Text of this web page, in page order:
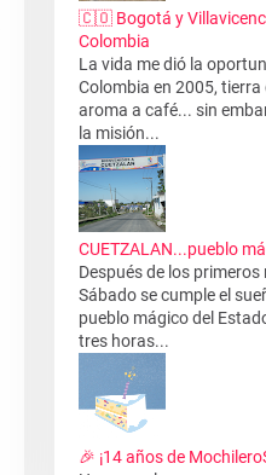
🇨🇴 Bogotá y
Colombia
La vida me dió la
Colombia en 2005, tierra
aroma a café... sin
la misión...
CUETZALAN...pueblo
Después de los primeros
Sábado se cumple el
pueblo mágico del
tres horas...
🎉 ¡14 años de